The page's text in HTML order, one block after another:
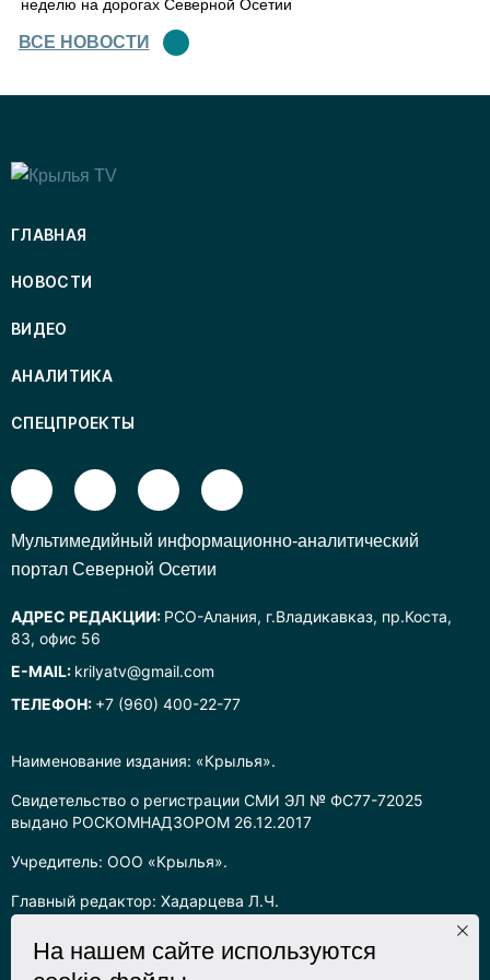
неделю на дорогах Северной Осетии
ВСЕ НОВОСТИ
Наименование издания: «Крылья».
Свидетельство о регистрации СМИ ЭЛ № ФС77-72025
выдано РОСКОМНАДЗОРОМ 26.12.2017
Учредитель: ООО «Крылья».
Главный редактор: Хадарцева Л.Ч.
Информация на сайте предназначена для лиц старше 16 лет.
ГЛАВНАЯ
НОВОСТИ
ВИДЕО
АНАЛИТИКА
СПЕЦПРОЕКТЫ
Mультимедийный информационно-аналитический
портал Северной Осетии
АДРЕС РЕДАКЦИИ: РСО-Алания, г.Владикавказ, пр.Коста,
83, офис 56
E-MAIL: krilyatv@gmail.com
ТЕЛЕФОН: +7 (960) 400-22-77
На нашем сайте используются